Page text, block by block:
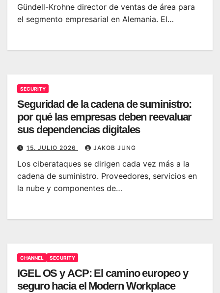
Gündell-Krohne director de ventas de área para
el segmento empresarial en Alemania. El…
SECURITY
Seguridad de la cadena de suministro:
por qué las empresas deben reevaluar
sus dependencias digitales
15. JULIO 2026 JAKOB JUNG
Los ciberataques se dirigen cada vez más a la
cadena de suministro. Proveedores, servicios en
la nube y componentes de…
CHANNEL SECURITY
IGEL OS y ACP: El camino europeo y
seguro hacia el Modern Workplace